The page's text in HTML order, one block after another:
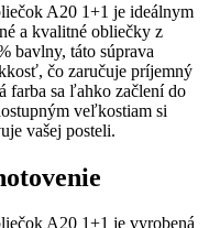
A20 1+1 je ideálnym
a kvalitné obliečky z
bavlny, táto súprava
čo zaručuje príjemný
farba sa ľahko začlení do
veľkostiam si
vašej posteli.
A20 1+1 je vyrobená